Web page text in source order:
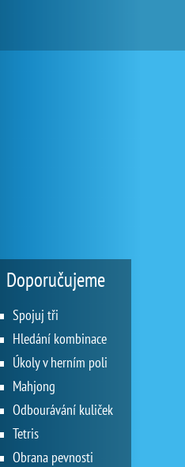
Doporučujeme
Spojuj tři
Hledání kombinace
Úkoly v herním poli
Mahjong
Odbourávání kuliček
Tetris
Obrana pevnosti